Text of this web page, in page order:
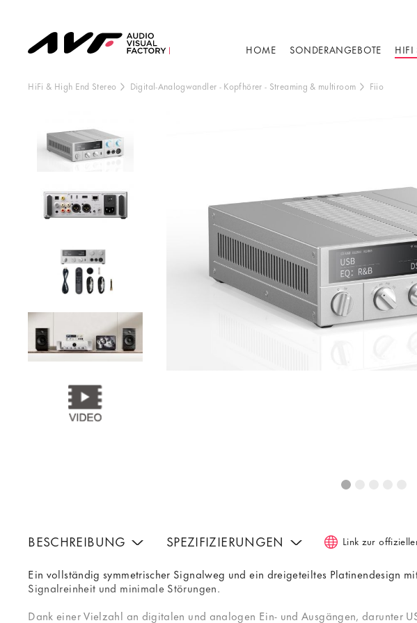
HOME SONDERANGEBOTE HIFI
HiFi & High End Stereo Digital-Analogwandler - Kopfhörer - Streaming & multiroom Fiio
Dieser Inhalt wird von einer dritten
Anzeige des externen Inhalts
Bedingungenvon
Video laden Frag
BESCHREIBUNG
Ein vollständig symmetrischer Signalweg und ein dreigeteiltes Platinendesign
Signalreinheit und minimale Störungen.
Dank einer Vielzahl an digitalen und analogen Ein- und Ausgängen, darunter
SPEZIFIZIERUNGEN Link zur